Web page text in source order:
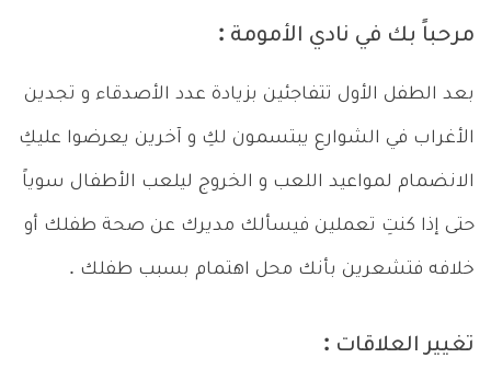
مرحباً بك في نادي الأمومة :
بعد الطفل الأول تتفاجئين بزيادة عدد الأصدقاء و تجدين
الأغراب في الشوارع يبتسمون لكِ و آخرين يعرضوا عليكِ
الانضمام لمواعيد اللعب و الخروج ليلعب الأطفال سوياً
حتى إذا كنتِ تعملين فيسألك مديرك عن صحة طفلك أو
خلافه فتشعرين بأنك محل اهتمام بسبب طفلك .
تغيير العلاقات :